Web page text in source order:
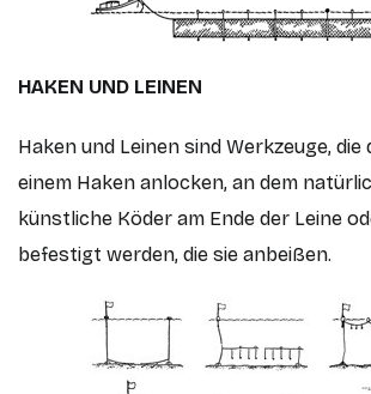
HAKEN UND LEINEN
Haken und Leinen sind Werkzeuge, die
einem Haken anlocken, an dem
künstliche Köder am Ende der Leine
befestigt werden, die sie anbeißen.